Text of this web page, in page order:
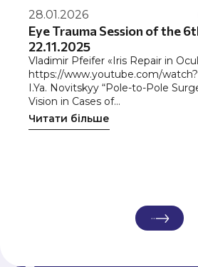
28.01.2026
Eye Trauma Session of the
22.11.2025
Vladimir Pfeifer «Iris Repair in
https://www.youtube.com/
I.Ya. Novitskyy “Pole-to-Pole
Vision in Cases of…
Читати більше